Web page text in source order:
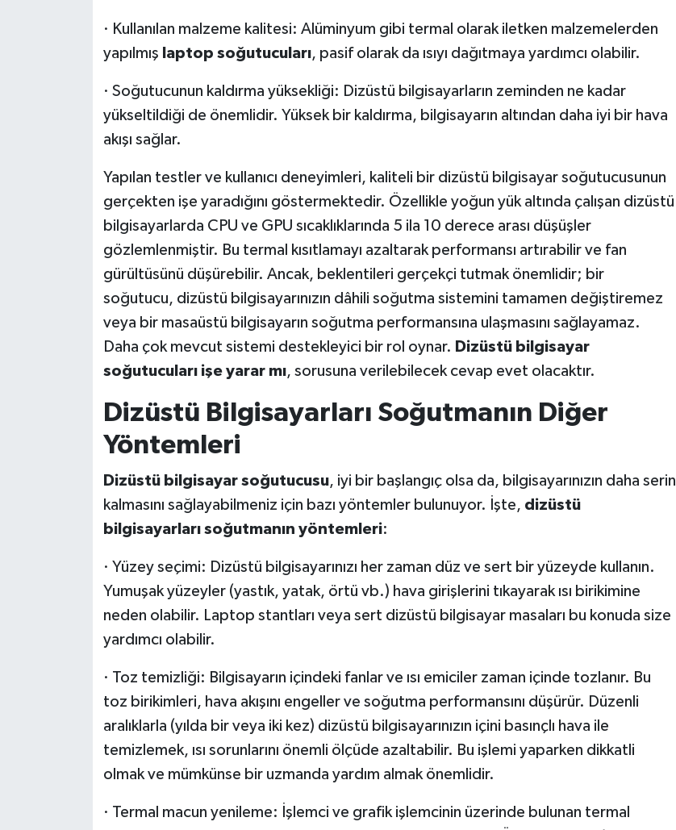
· Kullanılan malzeme kalitesi: Alüminyum gibi termal olarak iletken malzemelerden
yapılmış laptop soğutucuları, pasif olarak da ısıyı dağıtmaya yardımcı olabilir.
· Soğutucunun kaldırma yüksekliği: Dizüstü bilgisayarların zeminden ne kadar
yükseltildiği de önemlidir. Yüksek bir kaldırma, bilgisayarın altından daha iyi bir hava
akışı sağlar.
Yapılan testler ve kullanıcı deneyimleri, kaliteli bir dizüstü bilgisayar soğutucusunun
gerçekten işe yaradığını göstermektedir. Özellikle yoğun yük altında çalışan dizüstü
bilgisayarlarda CPU ve GPU sıcaklıklarında 5 ila 10 derece arası düşüşler
gözlemlenmiştir. Bu termal kısıtlamayı azaltarak performansı artırabilir ve fan
gürültüsünü düşürebilir. Ancak, beklentileri gerçekçi tutmak önemlidir; bir
soğutucu, dizüstü bilgisayarınızın dâhili soğutma sistemini tamamen değiştiremez
veya bir masaüstü bilgisayarın soğutma performansına ulaşmasını sağlayamaz.
Daha çok mevcut sistemi destekleyici bir rol oynar. Dizüstü bilgisayar
soğutucuları işe yarar mı, sorusuna verilebilecek cevap evet olacaktır.
Dizüstü Bilgisayarları Soğutmanın Diğer
Yöntemleri
Dizüstü bilgisayar soğutucusu, iyi bir başlangıç olsa da, bilgisayarınızın daha serin
kalmasını sağlayabilmeniz için bazı yöntemler bulunuyor. İşte, dizüstü
bilgisayarları soğutmanın yöntemleri:
· Yüzey seçimi: Dizüstü bilgisayarınızı her zaman düz ve sert bir yüzeyde kullanın.
Yumuşak yüzeyler (yastık, yatak, örtü vb.) hava girişlerini tıkayarak ısı birikimine
neden olabilir. Laptop stantları veya sert dizüstü bilgisayar masaları bu konuda size
yardımcı olabilir.
· Toz temizliği: Bilgisayarın içindeki fanlar ve ısı emiciler zaman içinde tozlanır. Bu
toz birikimleri, hava akışını engeller ve soğutma performansını düşürür. Düzenli
aralıklarla (yılda bir veya iki kez) dizüstü bilgisayarınızın içini basınçlı hava ile
temizlemek, ısı sorunlarını önemli ölçüde azaltabilir. Bu işlemi yaparken dikkatli
olmak ve mümkünse bir uzmanda yardım almak önemlidir.
· Termal macun yenileme: İşlemci ve grafik işlemcinin üzerinde bulunan termal